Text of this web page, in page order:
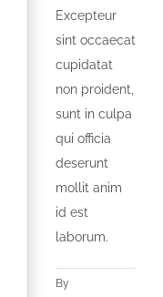
Excepteur
sint occaecat
cupidatat
non proident,
sunt in culpa
qui officia
deserunt
mollit anim
id est
laborum.
By